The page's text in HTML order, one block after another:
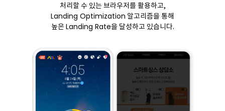
처리할 수 있는 브라우저를 활용하고,
Landing Optimization 알고리즘을 통해
높은 Landing Rate을 달성하고 있습니다.